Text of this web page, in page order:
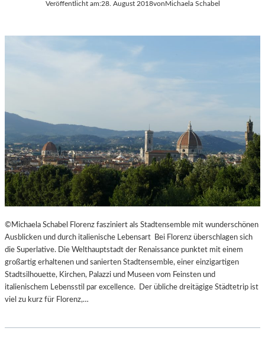
Veröffentlicht am:28. August 2018von Michaela Schabel
©Michaela Schabel Florenz fasziniert als Stadtensemble mit wunderschönen
Ausblicken und durch italienische Lebensart Bei Florenz überschlagen sich
die Superlative. Die Welthauptstadt der Renaissance punktet mit einem
großartig erhaltenen und sanierten Stadtensemble, einer einzigartigen
Stadtsilhouette, Kirchen, Palazzi und Museen vom Feinsten und
italienischem Lebensstil par excellence. Der übliche dreitägige Städtetrip ist
viel zu kurz für Florenz,…